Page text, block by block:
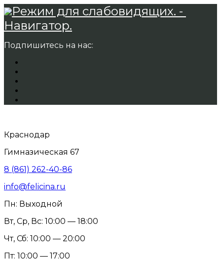
Режим для слабовидящих. -
Навигатор.
Подпишитесь на нас:
Краснодар
Гимназическая 67
8 (861) 262-40-86
info@felicina.ru
Пн: Выходной
Вт, Ср, Вс: 10:00 — 18:00
Чт, Сб: 10:00 — 20:00
Пт: 10:00 — 17:00